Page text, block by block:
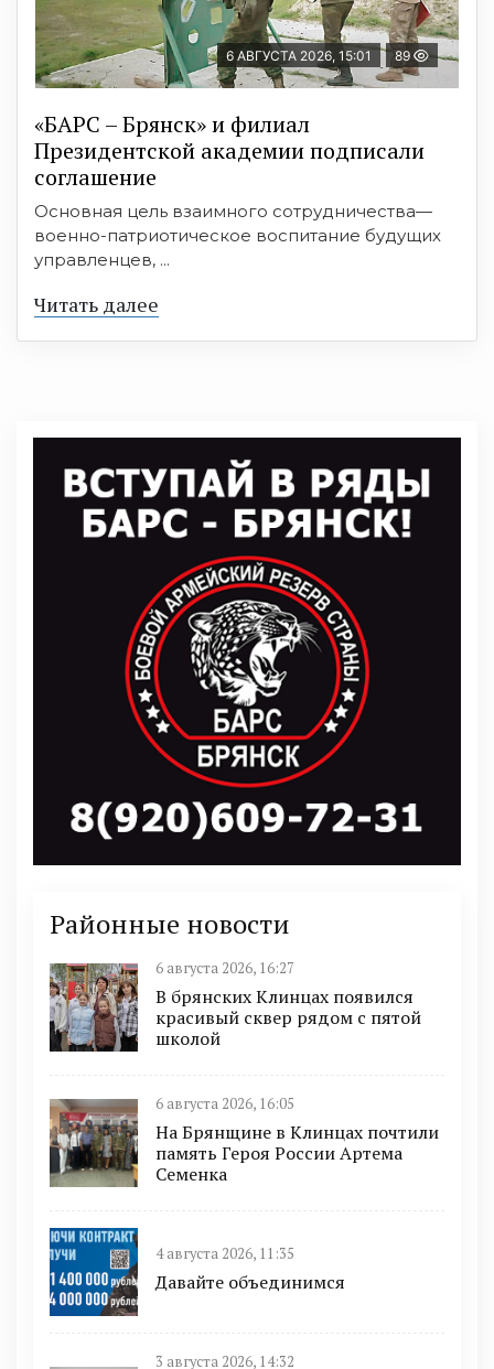
6 АВГУСТА 2026, 15:01 89
«БАРС – Брянск» и филиал
Президентской академии подписали
соглашение
Основная цель взаимного сотрудничества—
военно-патриотическое воспитание будущих
управленцев, ...
Читать далее
Районные новости
6 августа 2026, 16:27
В брянских Клинцах появился
красивый сквер рядом с пятой
школой
6 августа 2026, 16:05
На Брянщине в Клинцах почтили
память Героя России Артема
Семенка
4 августа 2026, 11:35
Давайте объединимся
3 августа 2026, 14:32